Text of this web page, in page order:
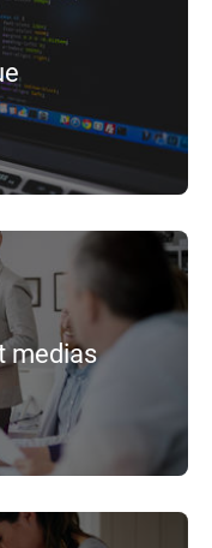
medias